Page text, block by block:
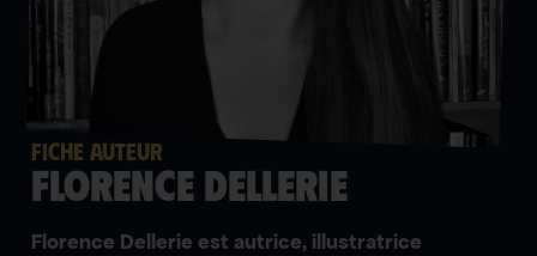
FICHE AUTEUR
Florence Dellerie
Florence Dellerie est autrice, illustratrice